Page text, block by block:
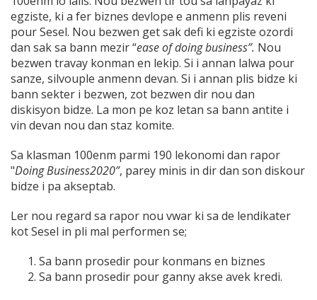
egziste, ki a fer biznes devlope e anmenn plis reveni
pour Sesel. Nou bezwen get sak defi ki egziste ozordi
dan sak sa bann mezir “ease of doing business”. Nou
bezwen travay konman en lekip. Si i annan lalwa pour
sanze, silvouple anmenn devan. Si i annan plis bidze ki
bann sekter i bezwen, zot bezwen dir nou dan
diskisyon bidze. La mon pe koz letan sa bann antite i
vin devan nou dan staz komite.
Sa klasman 100enm parmi 190 lekonomi dan rapor
"Doing Business2020”, parey minis in dir dan son diskour
bidze i pa akseptab.
Ler nou regard sa rapor nou vwar ki sa de lendikater
kot Sesel in pli mal performen se;
Sa bann prosedir pour konmans en biznes
Sa bann prosedir pour ganny akse avek kredi.